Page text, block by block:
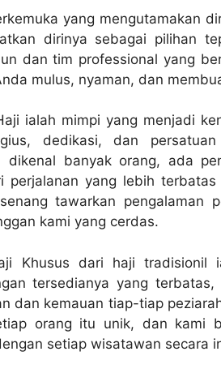
yang mengutamakan
dirinya sebagai pilihan
dan tim professional yang
mulus, nyaman, dan
ialah mimpi yang menjadi
dedikasi, dan persatuan
dikenal banyak orang, ada
perjalanan yang lebih
tawarkan pengalaman
kami yang cerdas.
Khusus dari haji tradisionil
tersedianya yang
dan kemauan tiap-tiap
orang itu unik, dan kami
setiap wisatawan secara